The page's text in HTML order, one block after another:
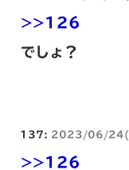
>>126
でしょ？
137: 2023/06/24(
>>126